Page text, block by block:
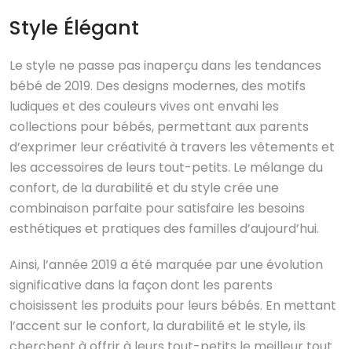
Style Élégant
Le style ne passe pas inaperçu dans les tendances
bébé de 2019. Des designs modernes, des motifs
ludiques et des couleurs vives ont envahi les
collections pour bébés, permettant aux parents
d’exprimer leur créativité à travers les vêtements et
les accessoires de leurs tout-petits. Le mélange du
confort, de la durabilité et du style crée une
combinaison parfaite pour satisfaire les besoins
esthétiques et pratiques des familles d’aujourd’hui.
Ainsi, l’année 2019 a été marquée par une évolution
significative dans la façon dont les parents
choisissent les produits pour leurs bébés. En mettant
l’accent sur le confort, la durabilité et le style, ils